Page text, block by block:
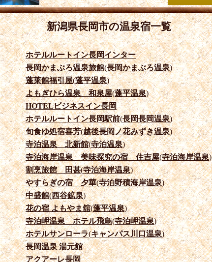
新潟県長岡市の温泉宿一覧
ホテルルートイン長岡インター
長岡かまぶろ温泉旅館(長岡かまぶろ温泉)
蓬莱館福引屋(蓬平温泉)
よもぎひら温泉 和泉屋(蓬平温泉)
HOTELビジネスイン長岡
ホテルルートイン長岡駅前(長岡長岡温泉)
旬食ゆ処宿喜芳(越後長岡ノ花みずき温泉)
寺泊温泉 北新館(寺泊温泉)
寺泊海岸温泉 美味探究の宿 住吉屋(寺泊海岸温泉)
割烹旅館 田甚(寺泊海岸温泉)
やすらぎの宿 夕華(寺泊野積海岸温泉)
中盛館(西谷鉱泉)
花の宿 よもやま舘(蓬平温泉)
寺泊岬温泉 ホテル飛鳥(寺泊岬温泉)
ホテルサンローラ(キャンパス川口温泉)
長岡温泉 湯元館
アクアーレ長岡